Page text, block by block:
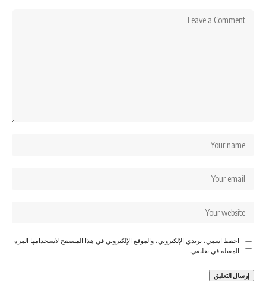
احفظ اسمي، بريدي الإلكتروني، والموقع الإلكتروني في هذا المتصفح لاستخدامها المرة
المقبلة في تعليقي.